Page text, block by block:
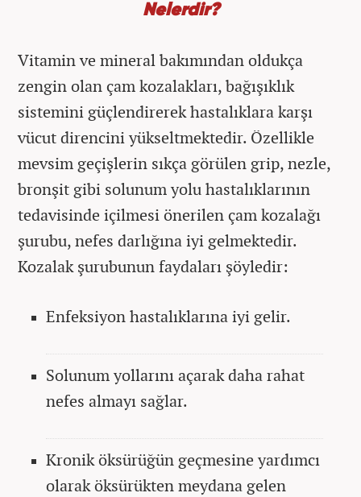
Nelerdir?
Vitamin ve mineral bakımından oldukça
zengin olan çam kozalakları, bağışıklık
sistemini güçlendirerek hastalıklara karşı
vücut direncini yükseltmektedir. Özellikle
mevsim geçişlerin sıkça görülen grip, nezle,
bronşit gibi solunum yolu hastalıklarının
tedavisinde içilmesi önerilen çam kozalağı
şurubu, nefes darlığına iyi gelmektedir.
Kozalak şurubunun faydaları şöyledir:
Enfeksiyon hastalıklarına iyi gelir.
Solunum yollarını açarak daha rahat
nefes almayı sağlar.
Kronik öksürüğün geçmesine yardımcı
olarak öksürükten meydana gelen